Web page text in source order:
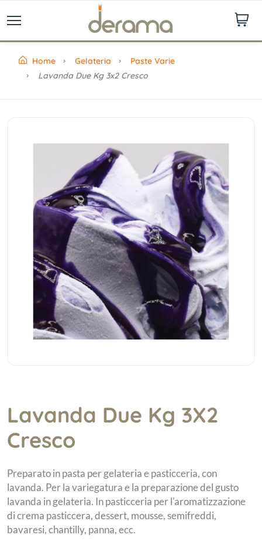
Home Gelateria
Paste Varie
Lavanda Due Kg 3x2 Cresco
Lavanda Due Kg 3X2
Cresco
Preparato in pasta per gelateria e pasticceria, con
lavanda. Per la variegatura e la preparazione del gusto
lavanda in gelateria. In pasticceria per l'aromatizzazione
di crema pasticcera, dessert, mousse, semifreddi,
bavaresi, chantilly, panna, ecc.